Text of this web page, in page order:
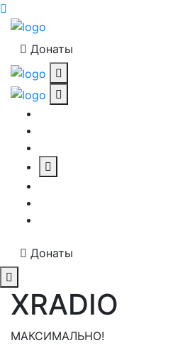
Донаты
Донаты
XRADIO
МАКСИМАЛЬНО!